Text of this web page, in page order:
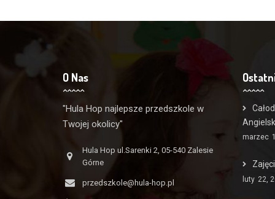
O Nas
"Hula Hop najlepsze przedszkole w
Twojej okolicy"
Hula Hop ul.Sarenki 2, 05-540 Zalesie
Górne
przedszkole@hula-hop.pl
marzec
luty 22,